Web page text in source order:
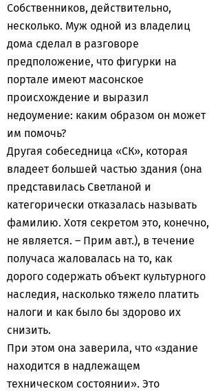
Собственников, действительно,
несколько. Муж одной из владелиц
дома сделал в разговоре
предположение, что фигурки на
портале имеют масонское
происхождение и выразил
недоумение: каким образом он может
им помочь?
Другая собеседница «СК», которая
владеет большей частью здания (она
представилась Светланой и
категорически отказалась называть
фамилию. Хотя секретом это, конечно,
не является. – Прим авт.), в течение
получаса жаловалась на то, как
дорого содержать объект культурного
наследия, насколько тяжело платить
налоги и как было бы здорово их
снизить.
При этом она заверила, что «здание
находится в надлежащем
техническом состоянии». Это